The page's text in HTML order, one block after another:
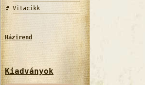
Vitacikk
Házirend
Kiadványok